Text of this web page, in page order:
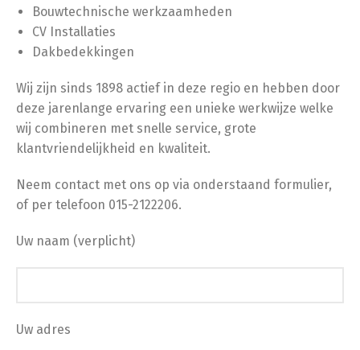
Bouwtechnische werkzaamheden
CV Installaties
Dakbedekkingen
Wij zijn sinds 1898 actief in deze regio en hebben door
deze jarenlange ervaring een unieke werkwijze welke
wij combineren met snelle service, grote
klantvriendelijkheid en kwaliteit.
Neem contact met ons op via onderstaand formulier,
of per telefoon 015-2122206.
Uw naam (verplicht)
Uw adres